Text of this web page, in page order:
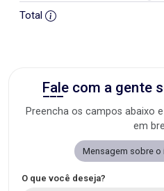
Total
Fale com a gente
Preencha os campos abaixo
em
Mensagem sobre o
O que você deseja?